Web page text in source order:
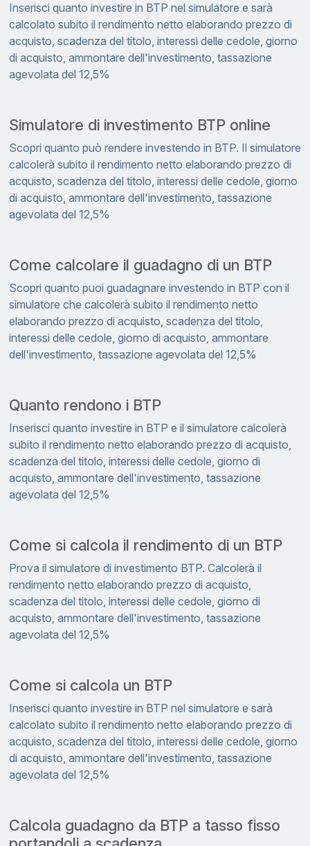
Inserisci quanto investire in BTP nel simulatore e sarà
calcolato subito il rendimento netto elaborando prezzo di
acquisto, scadenza del titolo, interessi delle cedole, giorno
di acquisto, ammontare dell'investimento, tassazione
agevolata del 12,5%
Simulatore di investimento BTP online
Scopri quanto può rendere investendo in BTP. Il simulatore
calcolerà subito il rendimento netto elaborando prezzo di
acquisto, scadenza del titolo, interessi delle cedole, giorno
di acquisto, ammontare dell'investimento, tassazione
agevolata del 12,5%
Come calcolare il guadagno di un BTP
Scopri quanto puoi guadagnare investendo in BTP con il
simulatore che calcolerà subito il rendimento netto
elaborando prezzo di acquisto, scadenza del titolo,
interessi delle cedole, giorno di acquisto, ammontare
dell'investimento, tassazione agevolata del 12,5%
Quanto rendono i BTP
Inserisci quanto investire in BTP e il simulatore calcolerà
subito il rendimento netto elaborando prezzo di acquisto,
scadenza del titolo, interessi delle cedole, giorno di
acquisto, ammontare dell'investimento, tassazione
agevolata del 12,5%
Come si calcola il rendimento di un BTP
Prova il simulatore di investimento BTP. Calcolerà il
rendimento netto elaborando prezzo di acquisto,
scadenza del titolo, interessi delle cedole, giorno di
acquisto, ammontare dell'investimento, tassazione
agevolata del 12,5%
Come si calcola un BTP
Inserisci quanto investire in BTP nel simulatore e sarà
calcolato subito il rendimento netto elaborando prezzo di
acquisto, scadenza del titolo, interessi delle cedole, giorno
di acquisto, ammontare dell'investimento, tassazione
agevolata del 12,5%
Calcola guadagno da BTP a tasso fisso